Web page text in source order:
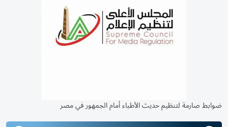
ضوابط صارمة لتنظيم حديث الأطباء أمام الجمهور في مصر